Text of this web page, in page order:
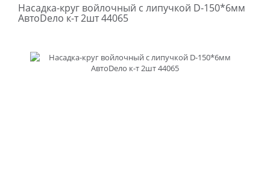
Насадка-круг войлочный с липучкой D-150*6мм
АвтоDело к-т 2шт 44065